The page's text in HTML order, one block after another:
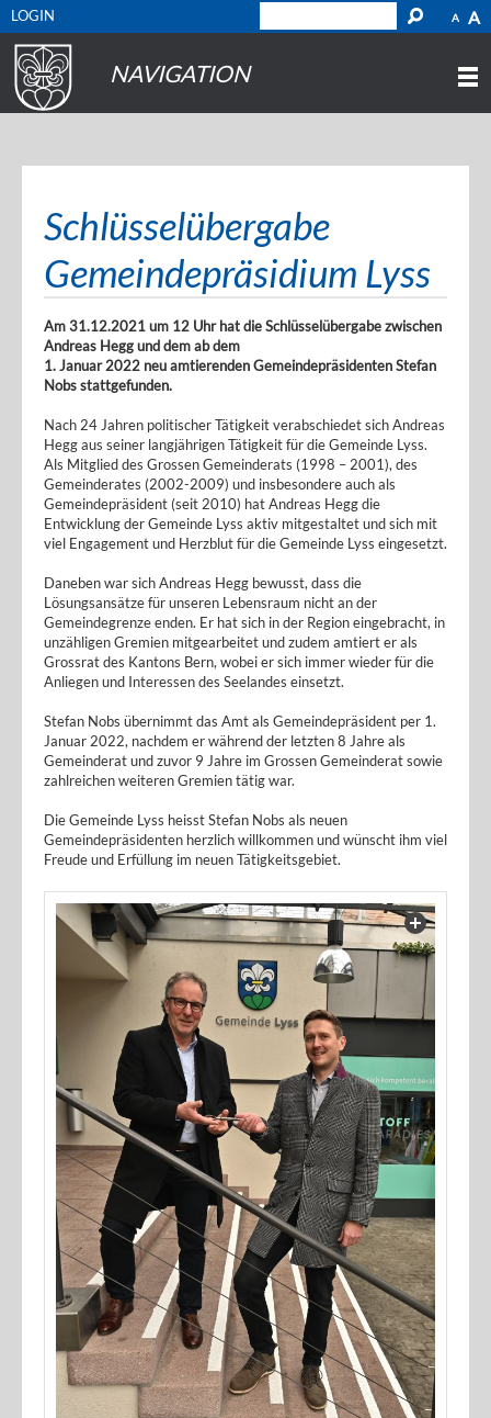
A A
LOGIN
NAVIGATION
Schlüsselübergabe
Gemeindepräsidium Lyss
Am 31.12.2021 um 12 Uhr hat die Schlüsselübergabe zwischen
Andreas Hegg und dem ab dem
1. Januar 2022 neu amtierenden Gemeindepräsidenten Stefan
Nobs stattgefunden.
Nach 24 Jahren politischer Tätigkeit verabschiedet sich Andreas
Hegg aus seiner langjährigen Tätigkeit für die Gemeinde Lyss.
Als Mitglied des Grossen Gemeinderats (1998 – 2001), des
Gemeinderates (2002-2009) und insbesondere auch als
Gemeindepräsident (seit 2010) hat Andreas Hegg die
Entwicklung der Gemeinde Lyss aktiv mitgestaltet und sich mit
viel Engagement und Herzblut für die Gemeinde Lyss eingesetzt.
Daneben war sich Andreas Hegg bewusst, dass die
Lösungsansätze für unseren Lebensraum nicht an der
Gemeindegrenze enden. Er hat sich in der Region eingebracht, in
unzähligen Gremien mitgearbeitet und zudem amtiert er als
Grossrat des Kantons Bern, wobei er sich immer wieder für die
Anliegen und Interessen des Seelandes einsetzt.
Stefan Nobs übernimmt das Amt als Gemeindepräsident per 1.
Januar 2022, nachdem er während der letzten 8 Jahre als
Gemeinderat und zuvor 9 Jahre im Grossen Gemeinderat sowie
zahlreichen weiteren Gremien tätig war.
Die Gemeinde Lyss heisst Stefan Nobs als neuen
Gemeindepräsidenten herzlich willkommen und wünscht ihm viel
Freude und Erfüllung im neuen Tätigkeitsgebiet.